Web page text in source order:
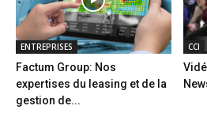
ENTREPRISES
Factum Group: Nos
expertises du leasing et de la
gestion de...
CCI